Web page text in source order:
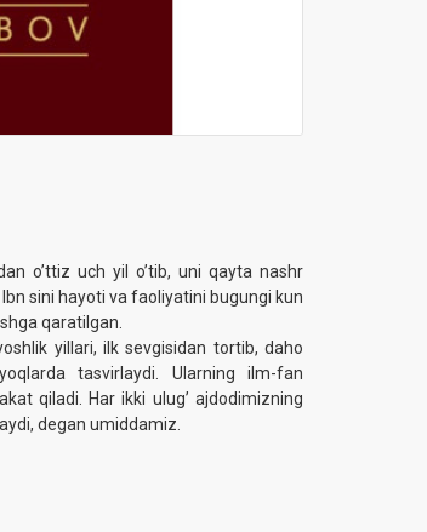
o’ttiz uch yil o’tib, uni qayta nashr
sini hayoti va faoliyatini bugungi kun
qaratilgan.‎
yillari, ilk sevgisidan tortib, daho
tasvirlaydi. Ularning ilm-fan
qiladi. Har ikki ulug’ ajdodimizning
degan umiddamiz.‎